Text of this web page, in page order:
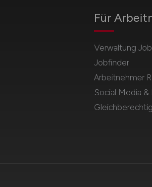
Für
Verwaltung
Jobfinder
Arbeitnehmer
Social Media